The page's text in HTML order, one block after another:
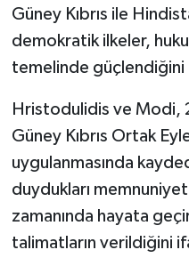
Güney Kıbrıs ile
demokratik ilkeler,
temelinde
Hristodulidis ve
Güney Kıbrıs Ortak
uygulanmasında
duydukları
zamanında hayata
talimatların verildiğini